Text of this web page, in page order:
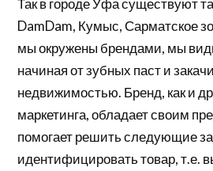
Так в городе Уфа существуют
DamDam, Кумыс, Сарматское
мы окружены брендами, мы
начиная от зубных паст и
недвижимостью. Бренд, как и
маркетинга, обладает своим
помогает решить следующие
идентифицировать товар, т.е.